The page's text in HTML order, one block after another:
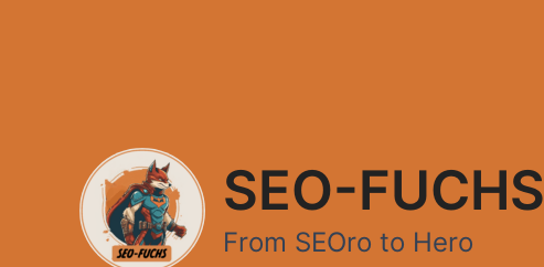
SEO-FUCHS
From SEOro to Hero